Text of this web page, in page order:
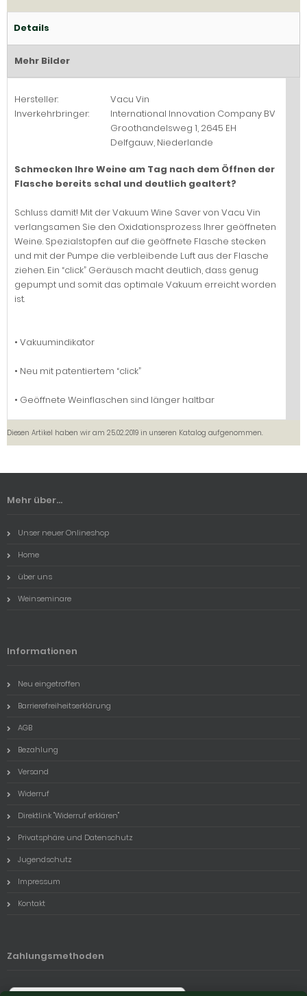
Details
Mehr Bilder
Hersteller:
Vacu Vin
Inverkehrbringer:
International Innovation Company BV
Groothandelsweg 1, 2645 EH
Delfgauw, Niederlande
Schmecken Ihre Weine am Tag nach dem Öffnen der
Flasche bereits schal und deutlich gealtert?
Schluss damit! Mit der Vakuum Wine Saver von Vacu Vin
verlangsamen Sie den Oxidationsprozess Ihrer geöffneten
Weine. Spezialstopfen auf die geöffnete Flasche stecken
und mit der Pumpe die verbleibende Luft aus der Flasche
ziehen. Ein “click” Geräusch macht deutlich, dass genug
gepumpt und somit das optimale Vakuum erreicht worden
ist.
• Vakuumindikator
• Neu mit patentiertem “click”
• Geöffnete Weinflaschen sind länger haltbar
Diesen Artikel haben wir am 25.02.2019 in unseren Katalog aufgenommen.
Mehr über...
Unser neuer Onlineshop
Home
über uns
Weinseminare
Informationen
Neu eingetroffen
Barrierefreiheitserklärung
AGB
Bezahlung
Versand
Widerruf
Direktlink "Widerruf erklären"
Privatsphäre und Datenschutz
Jugendschutz
Impressum
Kontakt
Zahlungsmethoden